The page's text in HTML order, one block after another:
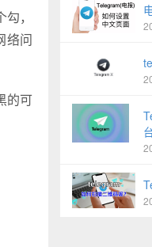
，
络问
的可